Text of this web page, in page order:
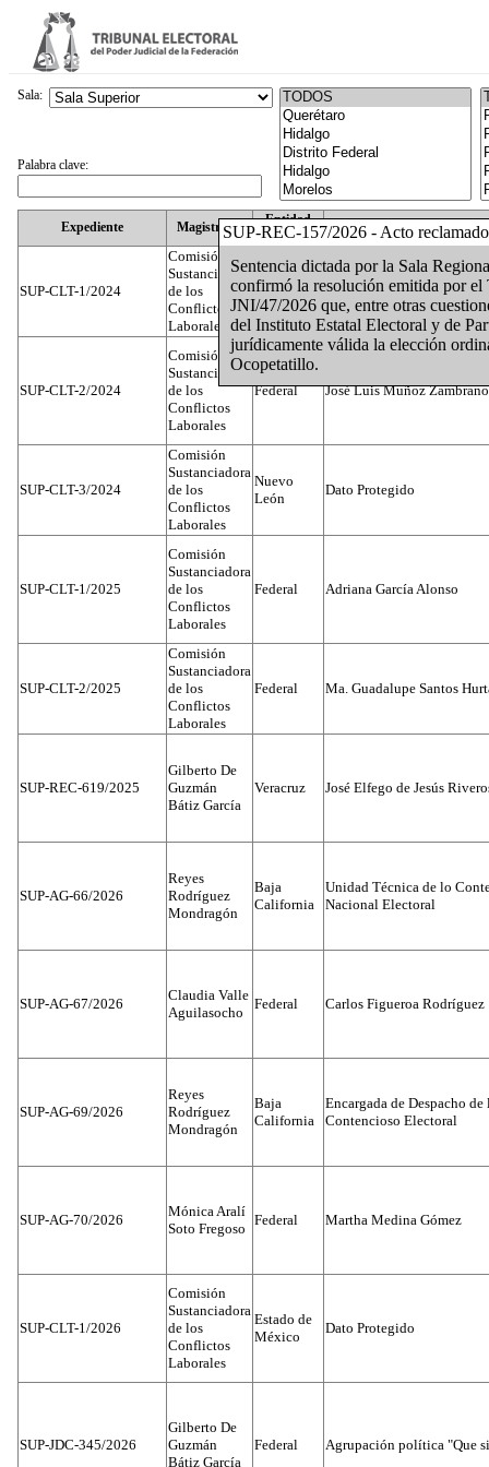
SUP-REC-157/2026 - Acto reclamado
Sentencia dictada por la Sala
confirmó la resolución emitida por el
JNI/47/2026 que, entre otras
del Instituto Estatal Electoral y de
jurídicamente válida la elección
Ocopetatillo.
Expediente Magistrado
Entidad
Federativa
SUP-CLT-1/2024
Comisión
Sustanciadora
de los
Conflictos
Laborales
Federal Juan José Serrato Velasco
SUP-CLT-2/2024
Comisión
Sustanciadora
de los
Conflictos
Laborales
Federal José Luis Muñoz Zambrano
SUP-CLT-3/2024
Comisión
Sustanciadora
de los
Conflictos
Laborales
Nuevo
León
Dato Protegido
SUP-CLT-1/2025
Comisión
Sustanciadora
de los
Conflictos
Laborales
Federal Adriana García Alonso
SUP-CLT-2/2025
Comisión
Sustanciadora
de los
Conflictos
Laborales
Federal Ma. Guadalupe Santos
SUP-REC-619/2025
Gilberto De
Guzmán
Bátiz García
Veracruz José Elfego de Jesús
SUP-AG-66/2026
Reyes
Rodríguez
Mondragón
Baja
California
Unidad Técnica de lo
Nacional Electoral
SUP-AG-67/2026
Claudia Valle
Aguilasocho
Federal Carlos Figueroa Rodríguez
SUP-AG-69/2026
Reyes
Rodríguez
Mondragón
Baja
California
Encargada de Despacho
Contencioso Electoral
SUP-AG-70/2026
Mónica Aralí
Soto Fregoso
Federal Martha Medina Gómez
SUP-CLT-1/2026
Comisión
Sustanciadora
de los
Conflictos
Laborales
Estado de
México
Dato Protegido
SUP-JDC-345/2026
Gilberto De
Guzmán
Bátiz García
Federal Agrupación política "Que
Sala:
Palabra clave: